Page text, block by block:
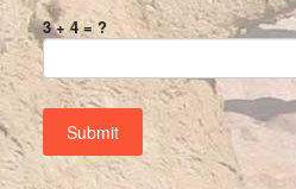
3 + 4 = ?